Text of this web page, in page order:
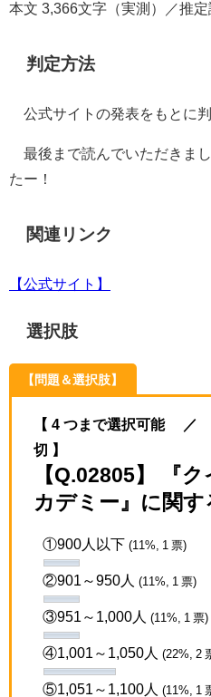
本文 3,366文字（実測）／推
判定方法
公式サイトの発表をもとに判
最後まで読んでいただきま
たー！
関連リンク
【公式サイト】
選択肢
【問題＆選択肢】
【 4 つまで選択可能 ／
切 】
【Q.02805】 『
カデミー』に関す
①900人以下 (11%, 1 票)
②901～950人 (11%, 1 票)
③951～1,000人 (11%, 1 票)
④1,001～1,050人 (22%, 2
⑤1,051～1,100人 (11%, 1